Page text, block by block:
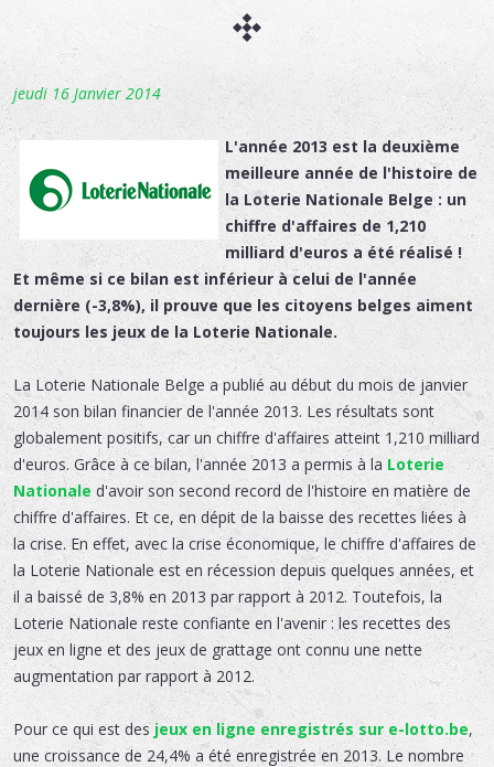
jeudi 16 Janvier 2014
L'année 2013 est la deuxième
meilleure année de l'histoire de
la Loterie Nationale Belge : un
chiffre d'affaires de 1,210
milliard d'euros a été réalisé !
Et même si ce bilan est inférieur à celui de l'année
dernière (-3,8%), il prouve que les citoyens belges aiment
toujours les jeux de la Loterie Nationale.
La Loterie Nationale Belge a publié au début du mois de janvier
2014 son bilan financier de l'année 2013. Les résultats sont
globalement positifs, car un chiffre d'affaires atteint 1,210 milliard
d'euros. Grâce à ce bilan, l'année 2013 a permis à la Loterie
Nationale d'avoir son second record de l'histoire en matière de
chiffre d'affaires. Et ce, en dépit de la baisse des recettes liées à
la crise. En effet, avec la crise économique, le chiffre d'affaires de
la Loterie Nationale est en récession depuis quelques années, et
il a baissé de 3,8% en 2013 par rapport à 2012. Toutefois, la
Loterie Nationale reste confiante en l'avenir : les recettes des
jeux en ligne et des jeux de grattage ont connu une nette
augmentation par rapport à 2012.
Pour ce qui est des jeux en ligne enregistrés sur e-lotto.be,
une croissance de 24,4% a été enregistrée en 2013. Le nombre